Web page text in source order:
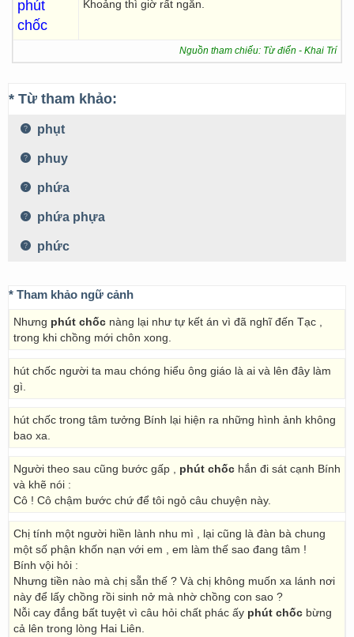
phút
chốc
Khoảng thì giờ rất ngắn.
Nguồn tham chiếu: Từ điển - Khai Trí
* Từ tham khảo:
phụt
phuy
phứa
phứa phựa
phức
* Tham khảo ngữ cảnh
Nhưng phút chốc nàng lại như tự kết án vì đã nghĩ đến Tạc ,
trong khi chồng mới chôn xong.
hút chốc người ta mau chóng hiểu ông giáo là ai và lên đây làm
gì.
hút chốc trong tâm tưởng Bính lại hiện ra những hình ảnh không
bao xa.
Người theo sau cũng bước gấp , phút chốc hắn đi sát cạnh Bính
và khẽ nói :
Cô ! Cô chậm bước chứ để tôi ngỏ câu chuyện này.
Chị tính một người hiền lành nhu mì , lại cũng là đàn bà chung
một số phận khốn nạn với em , em làm thế sao đang tâm !
Bính vội hỏi :
Nhưng tiền nào mà chị sẵn thế ? Và chị không muốn xa lánh nơi
này để lấy chồng rồi sinh nở mà nhờ chồng con sao ?
Nỗi cay đắng bất tuyệt vì câu hỏi chất phác ấy phút chốc bừng
cả lên trong lòng Hai Liên.